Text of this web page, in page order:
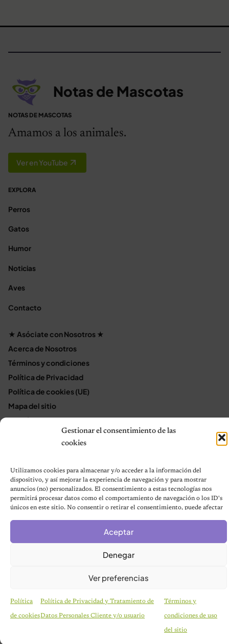
Gestionar el consentimiento de las
cookies
Utilizamos cookies para almacenar y/o acceder a la información del
dispositivo, y así mejorar la experiencia de navegación y para mostrar
anuncios (no) personalizados. El consentimiento a estas tecnologías nos
permitirá procesar datos como el comportamiento de navegación o los ID's
únicos en este sitio. No consentir o retirar el consentimiento, puede afectar
Aceptar
Denegar
Ver preferencias
Política
de cookies
Política de Privacidad y Tratamiento de
Datos Personales Cliente y/o usuario
Términos y
condiciones de uso
del sitio
CURIOSIDADES
Pareja se despierta y encuentra a una perrita
Notas de Mascotas
NOTAS DE MASCOTAS
Amamos a los animales.
Ver en YouTube
EXPLORA
Perros
Gatos
Humor
Noticias
Aves
Contacto
★ Asóciate con Nosotros ★
Acerca de Nosotros
Términos y condiciones
Política de Privacidad
Política de cookies (UE)
Mapa del sitio
Contáctanos
Terms and Conditions
© 2026 Notas de Mascotas
Política de privacidad